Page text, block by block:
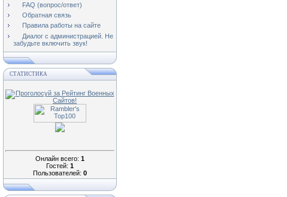
FAQ (вопрос/ответ)
Обратная связь
Правила работы на сайте
Диалог с администрацией. Не
забудьте включить звук!
СТАТИСТИКА
Онлайн всего: 1
Гостей: 1
Пользователей: 0